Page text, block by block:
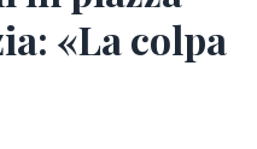
«La colpa